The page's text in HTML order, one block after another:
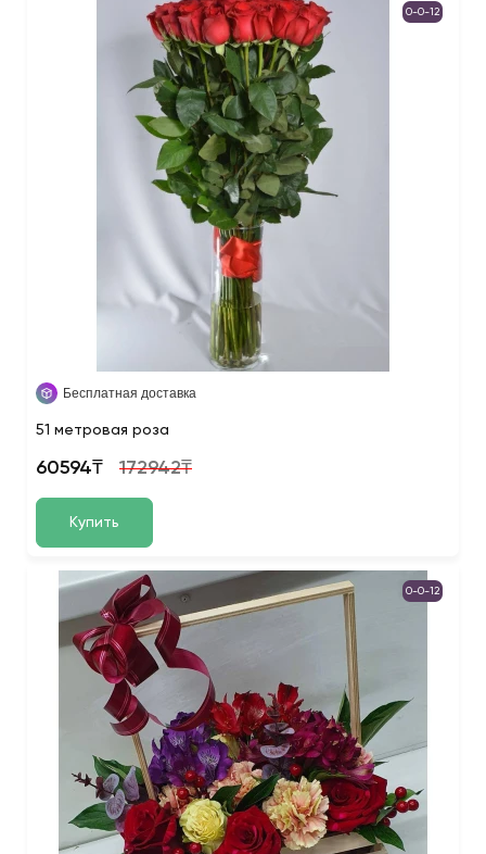
0-0-12
Бесплатная доставка
51 метровая роза
60594₸ 172942₸
Купить
0-0-12